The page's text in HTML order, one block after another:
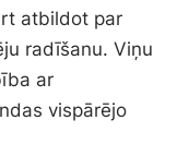
atbildot par
radīšanu. Viņu
ar
vispārējo